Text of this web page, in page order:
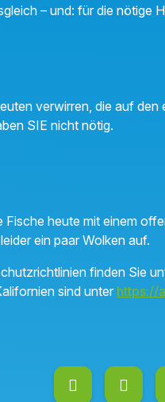
– und: für die nötige
verwirren, die auf
SIE nicht nötig.
heute mit einem
ein paar Wolken auf.
finden Sie
sind unter https://